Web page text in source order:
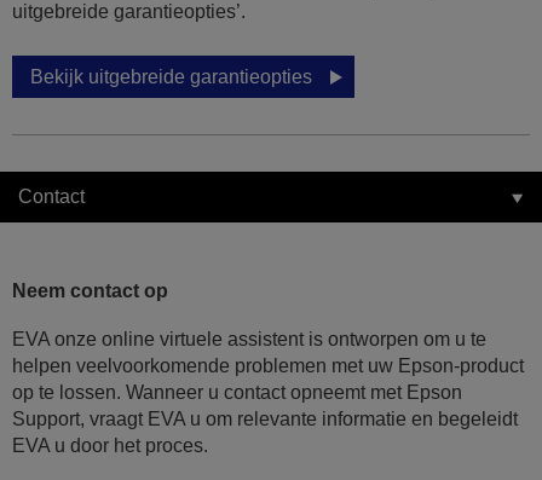
uitgebreide garantieopties’.
Bekijk uitgebreide garantieopties
Contact
Neem contact op
EVA onze online virtuele assistent is ontworpen om u te
helpen veelvoorkomende problemen met uw Epson-product
op te lossen. Wanneer u contact opneemt met Epson
Support, vraagt EVA u om relevante informatie en begeleidt
EVA u door het proces.